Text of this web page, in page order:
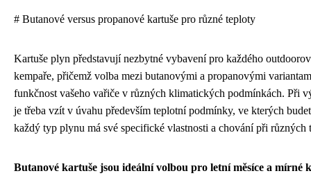
# Butanové versus propanové kartuše pro různé teploty
Kartuše plyn představují nezbytné vybavení pro každého
kempaře, přičemž volba mezi butanovými a propanovými
funkčnost vašeho vařiče v různých klimatických podmínkách. Při
je třeba vzít v úvahu především teplotní podmínky, ve kterých
každý typ plynu má své specifické vlastnosti a chování při různých
Butanové kartuše jsou ideální volbou pro letní měsíce a mírné